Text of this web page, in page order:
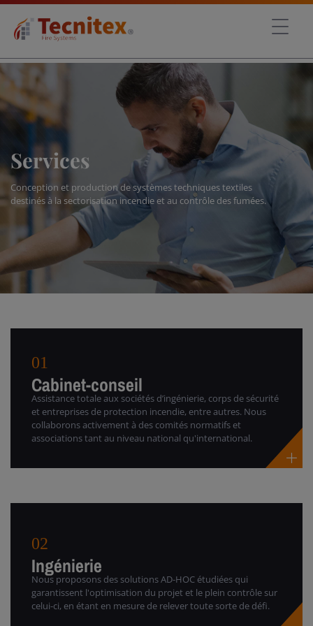
Services
Conception et production de systèmes techniques textiles
destinés à la sectorisation incendie et au contrôle des fumées.
01
Cabinet-conseil
Assistance totale aux sociétés d’ingénierie, corps de sécurité
et entreprises de protection incendie, entre autres. Nous
collaborons activement à des comités normatifs et
associations tant au niveau national qu'international.
02
Ingénierie
Nous proposons des solutions AD-HOC étudiées qui
garantissent l'optimisation du projet et le plein contrôle sur
celui-ci, en étant en mesure de relever toute sorte de défi.